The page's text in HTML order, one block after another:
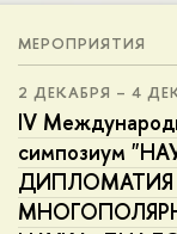
МЕРОПРИЯТИЯ
2 ДЕКАБРЯ – 4
IV
симпозиум
ДИПЛОМАТИЯ